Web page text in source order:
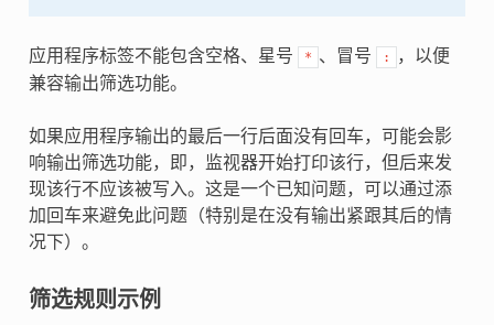
应用程序标签不能包含空格、星号 * 、冒号 :
，以便
兼容输出筛选功能。
如果应用程序输出的最后一行后面没有回车，可能会影
响输出筛选功能，即，监视器开始打印该行，但后来发
现该行不应该被写入。这是一个已知问题，可以通过添
加回车来避免此问题（特别是在没有输出紧跟其后的情
况下）。
筛选规则示例